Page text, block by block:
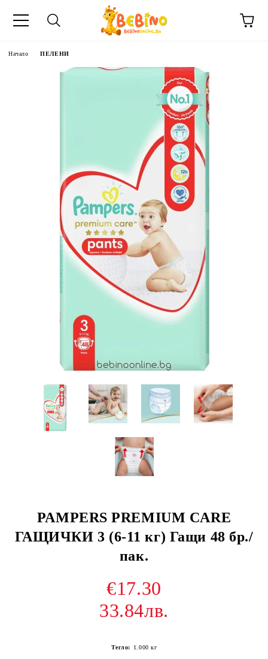
Начало ПЕЛЕНИ
PAMPERS PREMIUM CARE
ГАЩИЧКИ 3 (6-11 кг) Гащи 48 бр./
пак.
€17.30
33.84лв.
Тегло: 1.000 кг